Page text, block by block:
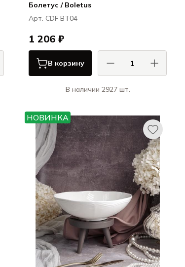
Болетус / Boletus
Арт. CDF BT04
1 206 ₽
В корзину
В наличии 2927 шт.
Болетус / Boletus
НОВИНКА